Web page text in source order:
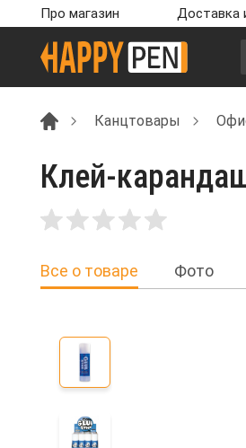
Про магазин Доставка
Канцтовары
Клей-
Все о товаре Фото